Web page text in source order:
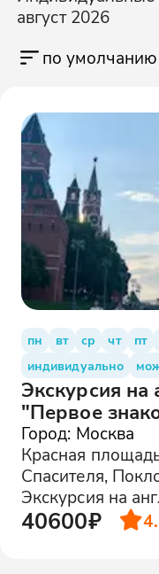
август 2026
по умолчанию
пн вт ср чт пт
индивидуально
Экскурсия на
"Первое
Город: Москва
Красная
Спасителя,
Экскурсия на
40600₽